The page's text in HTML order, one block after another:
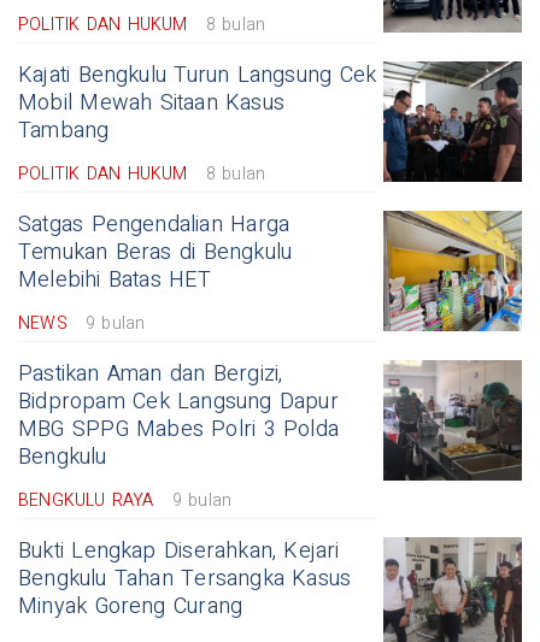
POLITIK DAN HUKUM 8 bulan
Kajati Bengkulu Turun Langsung Cek
Mobil Mewah Sitaan Kasus
Tambang
POLITIK DAN HUKUM 8 bulan
Satgas Pengendalian Harga
Temukan Beras di Bengkulu
Melebihi Batas HET
NEWS 9 bulan
Pastikan Aman dan Bergizi,
Bidpropam Cek Langsung Dapur
MBG SPPG Mabes Polri 3 Polda
Bengkulu
BENGKULU RAYA 9 bulan
Bukti Lengkap Diserahkan, Kejari
Bengkulu Tahan Tersangka Kasus
Minyak Goreng Curang